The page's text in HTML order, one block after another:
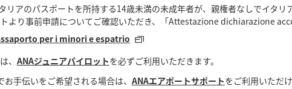
リアのパスポートを所持する14歳未満の未成年者が、親権者なしでイタ
より事前申請についてご確認いただき、「Attestazione dichiarazione
per i minori e espatrio
、 ANAジュニアパイロットを必ずご利用いただきます。
手伝いをご希望される場合は、 ANAエアポートサポートをご利用いただ